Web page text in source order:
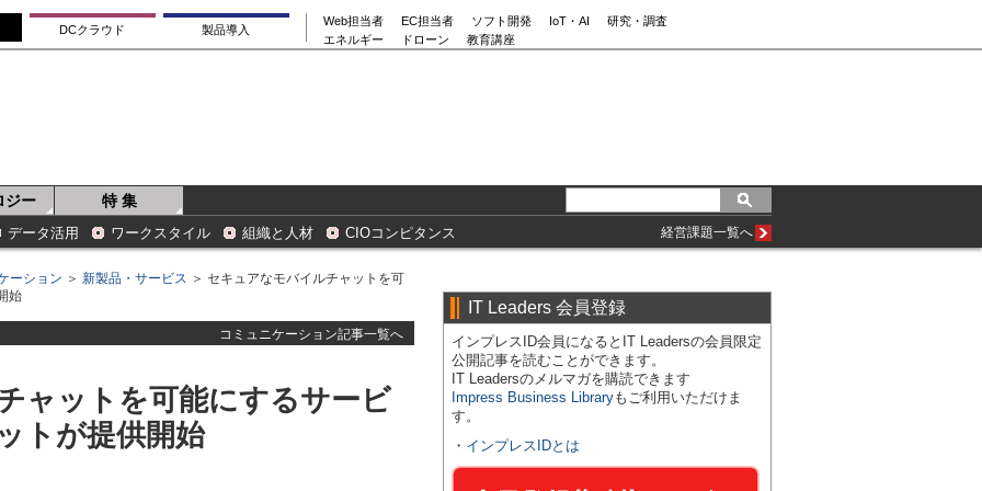
DCクラウド 製品導入
Web担当者 EC担当者 ソフト開発 IoT・AI
研究・調査
エネルギー
ドローン 教育講座
ジー 特 集
データ活用 ワークスタイル 組織と人材 CIOコンピタンス 経営課題一覧へ
ーション ＞ 新製品・サービス ＞ セキュアなモバイルチャットを可
始
コミュニケーション記事一覧へ
ャットを可能にするサービ
トが提供開始
IT Leaders 会員登録
インプレスID会員になるとIT Leadersの会員限定
公開記事を読むことができます。
IT Leadersのメルマガを購読できます
Impress Business Libraryもご利用いただけま
す。
・ インプレスIDとは